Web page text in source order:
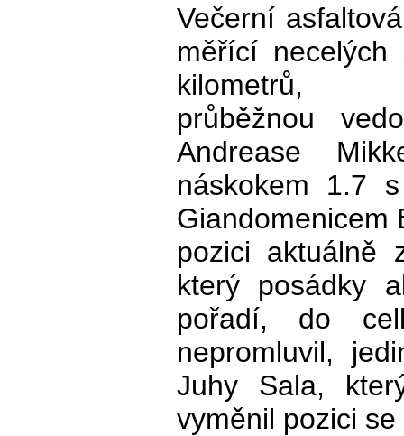
Večerní
měřící
kilometrů,
průběžnou
Andrease
náskokem 1.7
Giandomenicem
pozici aktuálně
který posádky
pořadí, do
nepromluvil,
Juhy Sala,
vyměnil pozici